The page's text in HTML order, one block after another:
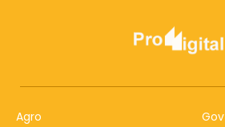
Agro
Gov